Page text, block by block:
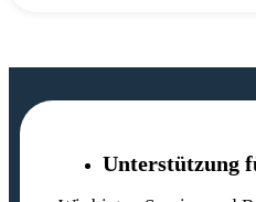
Unterstützung